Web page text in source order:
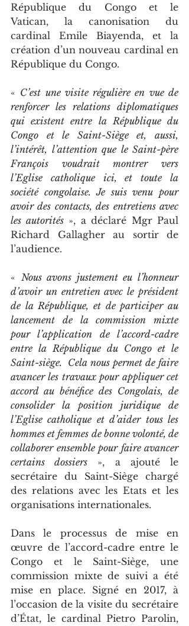
République du Congo et le
Vatican, la canonisation du
cardinal Emile Biayenda, et la
création d’un nouveau cardinal en
République du Congo.
« C’est une visite régulière en vue de
renforcer les relations diplomatiques
qui existent entre la République du
Congo et le Saint-Siège et, aussi,
l’intérêt, l’attention que le Saint-père
François voudrait montrer vers
l’Eglise catholique ici, et toute la
société congolaise. Je suis venu pour
avoir des contacts, des entretiens avec
les autorités », a déclaré Mgr Paul
Richard Gallagher au sortir de
l’audience.
« Nous avons justement eu l’honneur
d’avoir un entretien avec le président
de la République, et de participer au
lancement de la commission mixte
pour l’application de l’accord-cadre
entre la République du Congo et le
Saint-siège.  Cela nous permet de faire
avancer les travaux pour appliquer cet
accord au bénéfice des Congolais, de
consolider la position juridique de
l’Eglise catholique et d’aider tous les
hommes et femmes de bonne volonté, de
collaborer ensemble pour faire avancer
certains dossiers », a ajouté le
secrétaire du Saint-Siège chargé
des relations avec les Etats et les
organisations internationales.
Dans le processus de mise en
œuvre de l’accord-cadre entre le
Congo et le Saint-Siège, une
commission mixte de suivi a été
mise en place. Signé en 2017, à
l’occasion de la visite du secrétaire
d’État, le cardinal Pietro Parolin,